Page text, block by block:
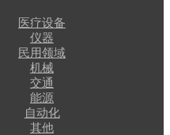
医疗设备
仪器
民用领域
机械
交通
能源
自动化
其他